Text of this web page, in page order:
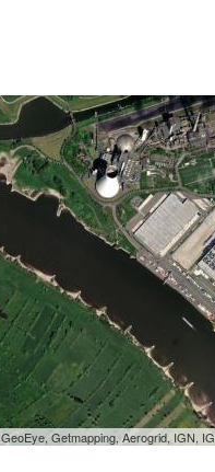
Getmapping, Aerogrid, IGN,